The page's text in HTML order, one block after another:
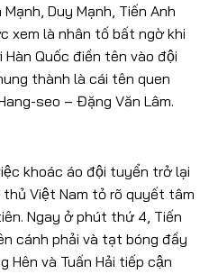
Duy Mạnh, Tiến Anh
xem là nhân tố bất ngờ khi
Quốc điền tên vào đội
thành là cái tên quen
seo – Đặng Văn Lâm.
khoác áo đội tuyển trở lại
Việt Nam tỏ rõ quyết tâm
Ngay ở phút thứ 4, Tiến
cánh phải và tạt bóng đầy
Hên và Tuấn Hải tiếp cận